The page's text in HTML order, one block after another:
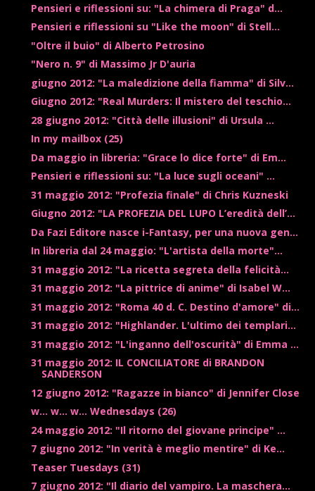
Pensieri e riflessioni su: "La chimera di Praga" d...
Pensieri e riflessioni su "Like the moon" di Stell...
"Oltre il buio" di Alberto Petrosino
"Nero n. 9" di Massimo Jr D'auria
giugno 2012: "La maledizione della fiamma" di Silv...
Giugno 2012: "Real Murders: Il mistero del teschio...
28 giugno 2012: "Città delle illusioni" di Ursula ...
In my mailbox (25)
Da maggio in libreria: "Grace lo dice forte" di Em...
Pensieri e riflessioni su: "La luce sugli oceani" ...
31 maggio 2012: "Profezia finale" di Chris Kuzneski
Giugno 2012: "LA PROFEZIA DEL LUPO L’eredità dell’...
Da Fazi Editore nasce i-Fantasy, per una nuova gen...
In libreria dal 24 maggio: "L'artista della morte"...
31 maggio 2012: "La ricetta segreta della felicità...
31 maggio 2012: "La pittrice di anime" di Isabel W...
31 maggio 2012: "Roma 40 d. C. Destino d'amore" di...
31 maggio 2012: "Highlander. L'ultimo dei templari...
31 maggio 2012: "L'inganno dell'oscurità" di Emma ...
31 maggio 2012: IL CONCILIATORE di BRANDON
SANDERSON
12 giugno 2012: "Ragazze in bianco" di Jennifer Close
w... w... w... Wednesdays (26)
24 maggio 2012: "Il ritorno del giovane principe" ...
7 giugno 2012: "In verità è meglio mentire" di Ke...
Teaser Tuesdays (31)
7 giugno 2012: "Il diario del vampiro. La maschera...